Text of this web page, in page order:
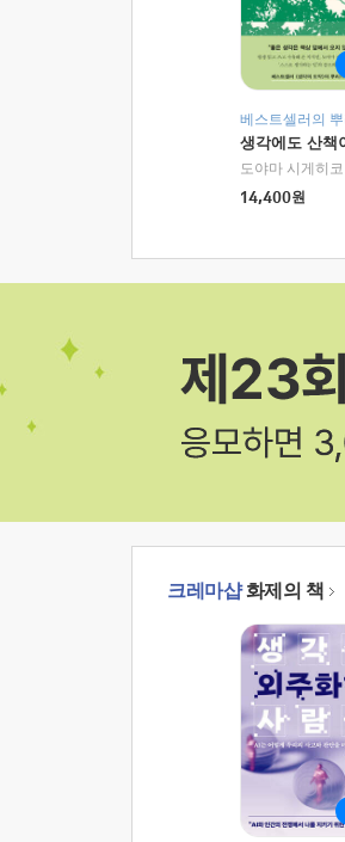
베스트셀러의 뿌
생각에도 산책
도야마 시게히
14,400원
크레마샵화제의 책